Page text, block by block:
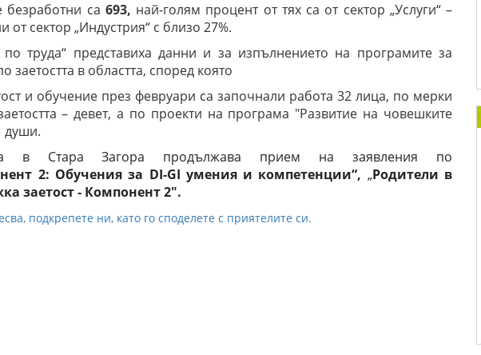
безработни са 693, най-голям процент от тях са от сектор „Услуги“ –
от сектор „Индустрия“ с близо 27%.
труда“ представиха данни и за изпълнението на програмите за
заетостта в областта, според която
и обучение през февруари са започнали работа 32 лица, по мерки
– девет, а по проекти на програма "Развитие на човешките
души.
в Стара Загора продължава прием на заявления по
2: Обучения за DI-GI умения и компетенции“, „Родители в
заетост - Компонент 2".
подкрепете ни, като го споделете с приятелите си.